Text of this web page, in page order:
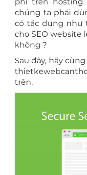
chúng ta phải
có tác dụng như
cho SEO website
không ?
Sau đây, hãy
trên.